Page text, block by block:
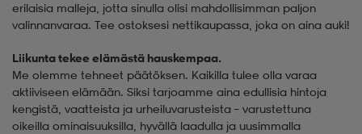
erilaisia malleja, jotta sinulla olisi mahdollisimman paljon
valinnanvaraa. Tee ostoksesi nettikaupassa, joka on aina auki!
Liikunta tekee elämästä hauskempaa.
Me olemme tehneet päätöksen. Kaikilla tulee olla varaa
aktiiviseen elämään. Siksi tarjoamme aina edullisia hintoja
kengistä vaatteista ja urheiluvarusteista – varustettuna
oikeilla ominaisuuksilla, hyvällä laadulla ja uusimmalla